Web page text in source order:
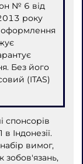
№ 6 від
року
оформлення
Без його
(ITAS)
спонсорів
Індонезії.
вимог,
зобов'язань,